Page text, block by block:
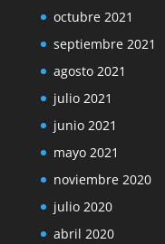
octubre 2021
septiembre 2021
agosto 2021
julio 2021
junio 2021
mayo 2021
noviembre 2020
julio 2020
abril 2020